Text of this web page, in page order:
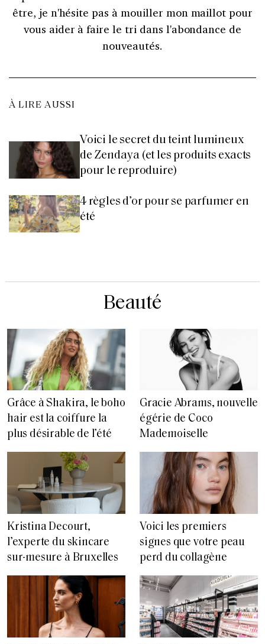
être, je n'hésite pas à mouiller mon maillot pour
vous aider à faire le tri dans l'abondance de
nouveautés.
À LIRE AUSSI
Voici le secret du teint lumineux
de Zendaya (et les produits exacts
pour le reproduire)
4 règles d’or pour se parfumer en
été
Beauté
Grâce à Shakira, le boho
hair est la coiffure la
plus désirable de l’été
Gracie Abrams, nouvelle
égérie de Coco
Mademoiselle
Kristina Decourt,
l’experte du skincare
sur-mesure à Bruxelles
Voici les premiers
signes que votre peau
perd du collagène